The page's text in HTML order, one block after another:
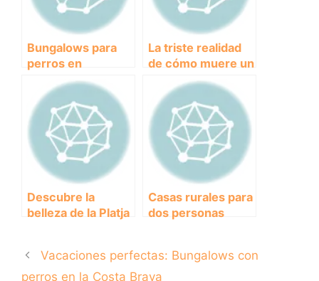
Bungalows para
perros en
Cataluña:
¡Vacaciones juntos
sin
preocupaciones!
La triste realidad
de cómo muere un
perro viejo:
Consejos para
acompañarlo en su
último adiós
Descubre la
belleza de la Platja
Casas rurales para
dos personas
escapada perfecta
para ti y tu mejor
Vacaciones perfectas: Bungalows con
perros en la Costa Brava